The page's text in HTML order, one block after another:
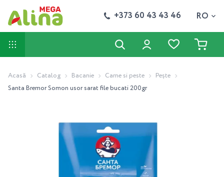
+373 60 43 43 46 RO
Acasă Catalog Bacanie Carne si peste
Pește
Santa Bremor Somon usor sarat file bucati 200gr